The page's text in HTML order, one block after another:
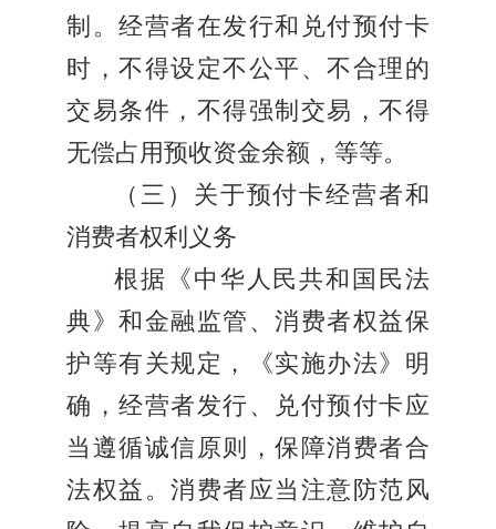
制。经营者在发行和兑付预付卡
时，不得设定不公平、不合理的
交易条件，不得强制交易，不得
无偿占用预收资金余额，等等。
（三）关于预付卡经营者和
消费者权利义务
根据《中华人民共和国民法
典》和金融监管、消费者权益保
护等有关规定，《实施办法》明
确，经营者发行、兑付预付卡应
当遵循诚信原则，保障消费者合
法权益。消费者应当注意防范风